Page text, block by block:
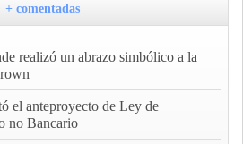
+ comentadas
realizó un abrazo simbólico a la
el anteproyecto de Ley de
no Bancario